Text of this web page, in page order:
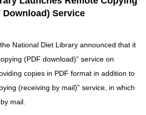
Download) Service
National Diet Library announced that it
(PDF download)” service on
copies in PDF format in addition to
(receiving by mail)” service, in which
mail.